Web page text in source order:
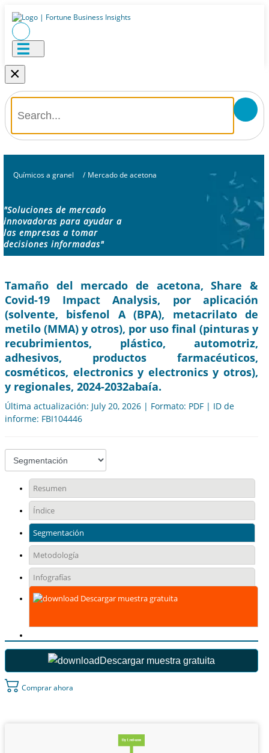
×
Químicos a granel / Mercado de acetona
"Soluciones de mercado
innovadoras para ayudar a
las empresas a tomar
decisiones informadas"
Tamaño del mercado de acetona, Share &
Covid-19 Impact Analysis, por aplicación
(solvente, bisfenol A (BPA), metacrilato de
metilo (MMA) y otros), por uso final (pinturas y
recubrimientos, plástico, automotriz,
adhesivos, productos farmacéuticos,
cosméticos, electronics y electronics y otros),
y regionales, 2024-2032abaía.
Última actualización: July 20, 2026 | Formato: PDF | ID de
informe: FBI104446
Resumen
Índice
Segmentación
Metodología
Infografías
Descargar muestra gratuita
Descargar muestra gratuita
Comprar ahora